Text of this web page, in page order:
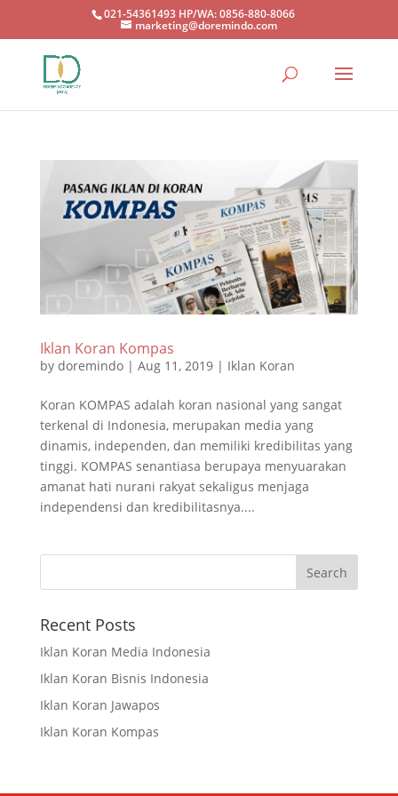
021-54361493 HP/WA: 0856-880-8066
marketing@doremindo.com
Iklan Koran Kompas
by doremindo| Aug 11, 2019| Iklan Koran
Koran KOMPAS adalah koran nasional yang sangat
terkenal di Indonesia, merupakan media yang
dinamis, independen, dan memiliki kredibilitas yang
tinggi. KOMPAS senantiasa berupaya menyuarakan
amanat hati nurani rakyat sekaligus menjaga
independensi dan kredibilitasnya....
Recent Posts
Iklan Koran Media Indonesia
Iklan Koran Bisnis Indonesia
Iklan Koran Jawapos
Iklan Koran Kompas